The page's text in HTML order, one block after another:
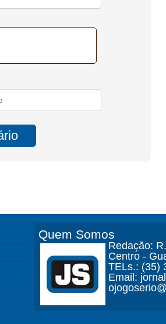
Quem Somos
Redação:
Centro -
TELs.: (35)
Email: